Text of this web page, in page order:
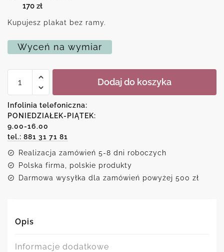
170 zł
Kupujesz plakat bez ramy.
Wyceń na wymiar
Plakat
i
ptakami
Dodaj do koszyka
Infolinia telefoniczna:
PONIEDZIAŁEK-PIĄTEK:
9.00-16.00
tel.: 881 31 71 81
Realizacja zamówień 5-8 dni roboczych
Polska firma, polskie produkty
Darmowa wysyłka dla zamówień powyżej 500 zł
Opis
Informacje dodatkowe